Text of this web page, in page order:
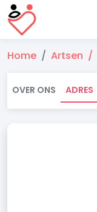
Home Artsen
OVER ONS ADRES